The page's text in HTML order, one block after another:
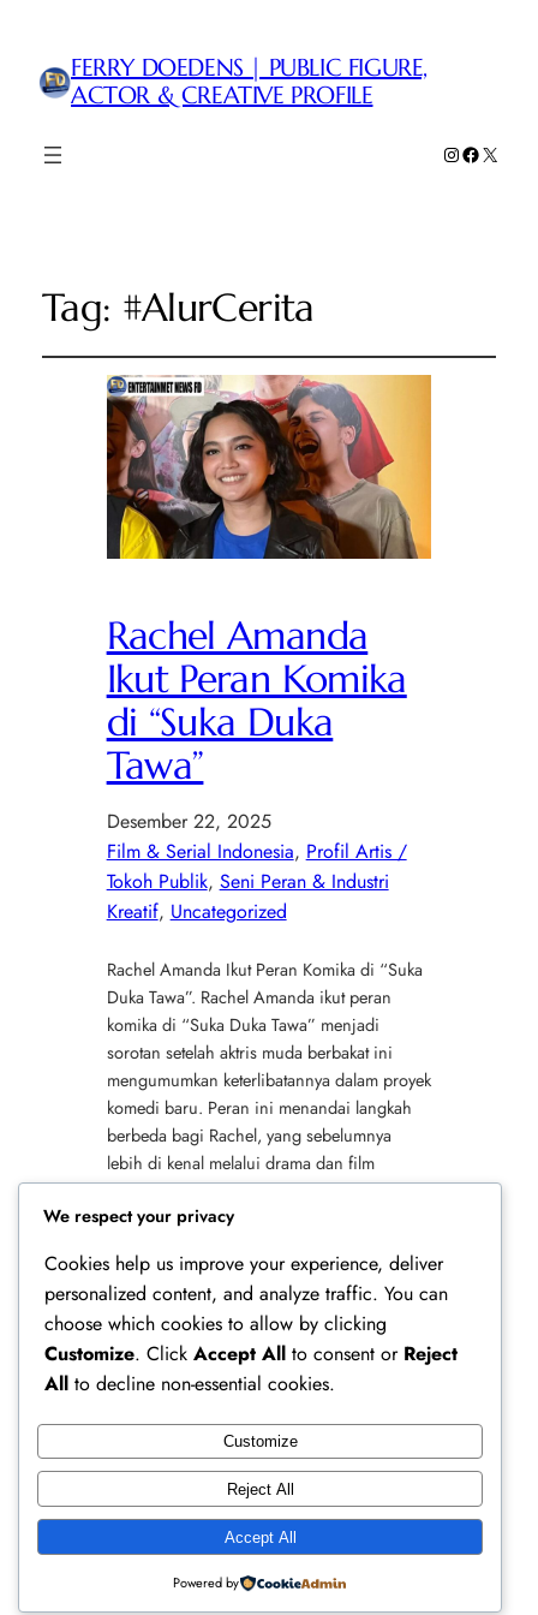
FERRY DOEDENS | PUBLIC FIGURE,
ACTOR & CREATIVE PROFILE
Instagram
Facebook
X
Tag: #AlurCerita
Rachel Amanda
Ikut Peran Komika
di “Suka Duka
Tawa”
Desember 22, 2025
Film & Serial Indonesia, Profil Artis /
Tokoh Publik, Seni Peran & Industri
Kreatif, Uncategorized
Rachel Amanda Ikut Peran Komika di “Suka
Duka Tawa”. Rachel Amanda ikut peran
komika di “Suka Duka Tawa” menjadi
sorotan setelah aktris muda berbakat ini
mengumumkan keterlibatannya dalam proyek
komedi baru. Peran ini menandai langkah
berbeda bagi Rachel, yang sebelumnya
lebih di kenal melalui drama dan film
romantis. Dengan keberanian mencoba
genre komedi, menunjukkan sisi…
Ferry Doedens | Public Figure, Actor & Creative
Profile
Instagram
Facebook
X
We respect your privacy
Cookies help us improve your experience, deliver
personalized content, and analyze traffic. You can
choose which cookies to allow by clicking
Customize. Click Accept All to consent or Reject
All to decline non-essential cookies.
Customize
Reject All
Accept All
Powered by